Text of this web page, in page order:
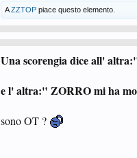
AZZTOP piace questo elemento.
Una scorengia dice all'
e l' altra:" ZORRO mi ha
sono OT ?